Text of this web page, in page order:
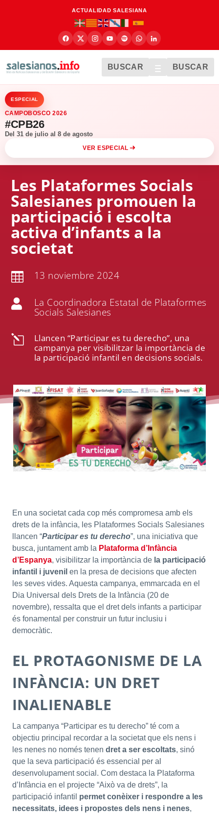
ACTUALIDAD SALESIANA
BUSCAR BUSCAR
ESPECIAL
CAMPOBOSCO 2026
#CPB26
Del 31 de julio al 8 de agosto
VER ESPECIAL
Les Plataformes Socials
Salesianes promouen la
participació i escolta
activa d’infants a la
societat
 13 noviembre 2024
 La Coordinadora Estatal de Plataformes
Socials Salesianes
l
Llancen “Participar es tu derecho”, una
campanya per visibilitzar la importància de
la participació infantil en decisions socials.
En una societat cada cop més compromesa amb els
drets de la infància, les Plataformes Socials Salesianes
llancen “Participar es tu derecho”, una iniciativa que
busca, juntament amb la Plataforma d’Infància
d’Espanya, visibilitzar la importància de la participació
infantil i juvenil en la presa de decisions que afecten
les seves vides. Aquesta campanya, emmarcada en el
Dia Universal dels Drets de la Infància (20 de
novembre), ressalta que el dret dels infants a participar
és fonamental per construir un futur inclusiu i
democràtic.
EL PROTAGONISME DE LA
INFÀNCIA: UN DRET
INALIENABLE
La campanya “Participar es tu derecho” té com a
objectiu principal recordar a la societat que els nens i
les nenes no només tenen dret a ser escoltats, sinó
que la seva participació és essencial per al
desenvolupament social. Com destaca la Plataforma
d’Infància en el projecte “Això va de drets”, la
participació infantil permet conèixer i respondre a les
necessitats, idees i propostes dels nens i nenes,